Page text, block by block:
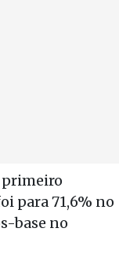
primeiro
para 71,6% no
base no